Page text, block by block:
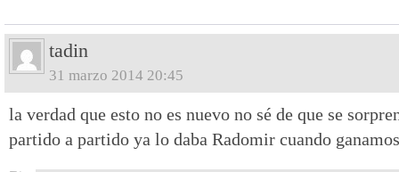
tadin
31 marzo 2014 20:45
la verdad que esto no es nuevo no sé de que se
partido a partido ya lo daba Radomir cuando